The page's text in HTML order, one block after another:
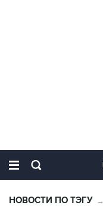
НОВОСТИ ПО ТЭГУ →